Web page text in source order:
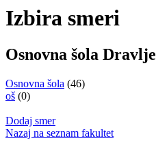
Izbira smeri
Osnovna šola Dravlje
Osnovna šola (46)
oš (0)
Dodaj smer
Nazaj na seznam fakultet